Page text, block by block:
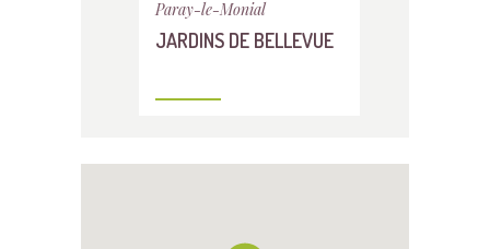
Paray-le-Monial
JARDINS DE BELLEVUE